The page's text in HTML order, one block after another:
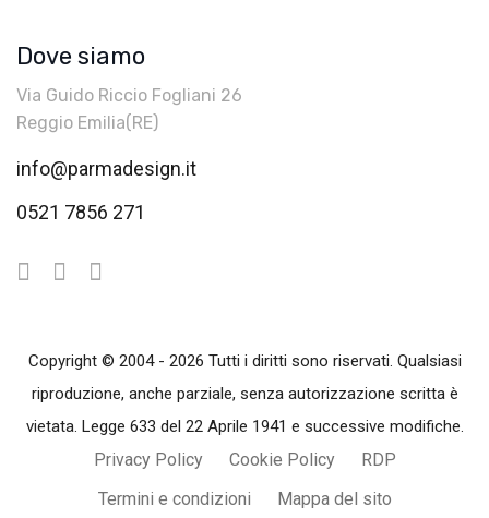
Dove siamo
Via Guido Riccio Fogliani 26
Reggio Emilia(RE)
info@parmadesign.it
0521 7856 271
Copyright © 2004 - 2026 Tutti i diritti sono riservati. Qualsiasi
riproduzione, anche parziale, senza autorizzazione scritta è
vietata. Legge 633 del 22 Aprile 1941 e successive modifiche.
Privacy Policy Cookie Policy
RDP
Termini e condizioni
Mappa del sito